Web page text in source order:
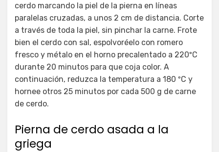
cerdo marcando la piel de la pierna en líneas
paralelas cruzadas, a unos 2 cm de distancia. Corte
a través de toda la piel, sin pinchar la carne. Frote
bien el cerdo con sal, espolvoréelo con romero
fresco y métalo en el horno precalentado a 220ºC
durante 20 minutos para que coja color. A
continuación, reduzca la temperatura a 180 ºC y
hornee otros 25 minutos por cada 500 g de carne
de cerdo.
Pierna de cerdo asada a la
griega